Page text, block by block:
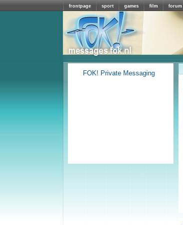
frontpage sport games film forum
FOK! Private Messaging